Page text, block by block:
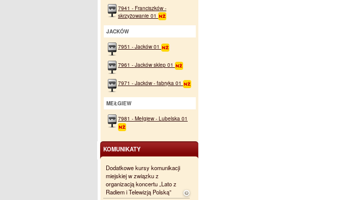
7941 - Franciszków -
skrzyżowanie 01
JACKÓW
7951 - Jacków 01
7961 - Jacków sklep 01
7971 - Jacków - fabryka 01
MEŁGIEW
7981 - Mełgiew - Lubelska 01
KOMUNIKATY
Dodatkowe kursy komunikacji
miejskiej w związku z
organizacją koncertu „Lato z
Radiem i Telewizją Polską”